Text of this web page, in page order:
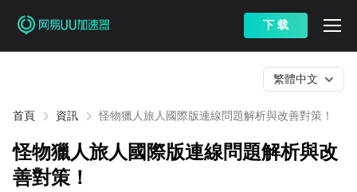
下 载
首頁 資訊 怪物獵人旅人國際版連線問題解析與改善對策！
繁體中文
怪物獵人旅人國際版連線問題解析與改
善對策！